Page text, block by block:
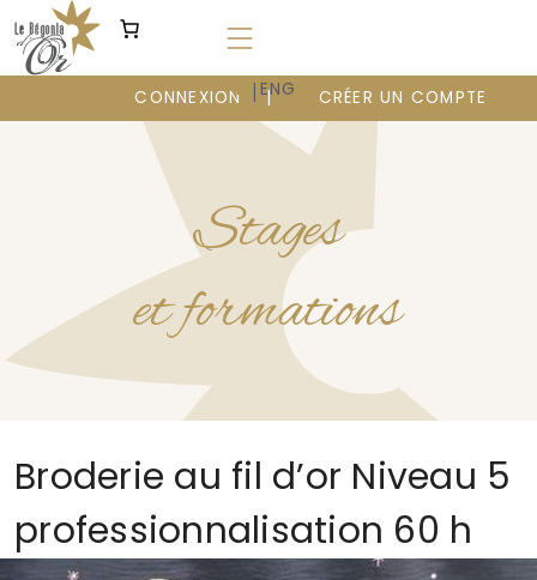
au
contenu
FR | ENG
CONNEXION CRÉER UN COMPTE
Stages
et formations
Broderie au fil d’or Niveau 5
professionnalisation 60 h